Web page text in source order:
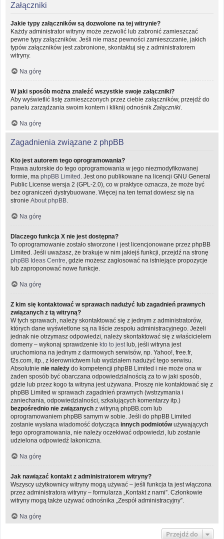
Załączniki
Jakie typy załączników są dozwolone na tej witrynie?
Każdy administrator witryny może zezwolić lub zabronić zamieszczać
pewne typy załączników. Jeśli nie masz pewności zamieszczanie, jakich
typów załączników jest zabronione, skontaktuj się z administratorem
witryny.
Na górę
W jaki sposób można znaleźć wszystkie swoje załączniki?
Aby wyświetlić listę zamieszczonych przez ciebie załączników, przejdź do
panelu zarządzania swoim kontem i kliknij odnośnik Załączniki
Na górę
Zagadnienia związane z phpBB
Kto jest autorem tego oprogramowania?
Prawa autorskie do tego oprogramowania w jego niezmodyfikowanej
formie, ma phpBB Limited . Jest ono publikowane na licencji GNU General
Public License wersja 2 (GPL-2.0), co w praktyce oznacza, że może być
bez ograniczeń dystrybuowane. Więcej na ten temat dowiesz się na
stronie About phpBB
Na górę
Dlaczego funkcja X nie jest dostępna?
To oprogramowanie zostało stworzone i jest licencjonowane przez phpBB
Limited. Jeśli uważasz, że brakuje w nim jakiejś funkcji, przejdź na stronę
phpBB Ideas Centre , gdzie możesz zagłosować na istniejące propozycje
lub zaproponować nowe funkcje.
Na górę
Z kim się kontaktować w sprawach nadużyć lub zagadnień prawnych
związanych z tą witryną?
W tych sprawach, należy skontaktować się z jednym z administratorów,
których dane wyświetlone są na liście zespołu administracyjnego. Jeżeli
jednak nie otrzymasz odpowiedzi, należy skontaktować się z właścicielem
domeny – wykonaj sprawdzenie kto to jest lub, jeśli witryna jest
uruchomiona na jednym z darmowych serwisów, np. Yahoo!, free.fr,
f2s.com, itp., z kierownictwem lub wydziałem nadużyć tego serwisu.
Absolutnie nie należy do kompetencji phpBB Limited i nie może ona w
żaden sposób być obarczana odpowiedzialnością za to w jaki sposób,
gdzie lub przez kogo ta witryna jest używana. Proszę nie kontaktować się z
phpBB Limited w sprawach zagadnień prawnych (wstrzymania i
zaniechania, odpowiedzialności, szkalujących komentarzy itp.)
bezpośrednio nie związanych z witryną phpBB.com lub
oprogramowaniem phpBB samym w sobie. Jeśli do phpBB Limited
zostanie wysłana wiadomość dotycząca innych podmiotówużywających
tego oprogramowania, nie należy oczekiwać odpowiedzi, lub zostanie
udzielona odpowiedź lakoniczna.
Na górę
Jak nawiązać kontakt z administratorem witryny?
Wszyscy użytkownicy witryny mogą używać – jeśli funkcja ta jest włączona
przez administratora witryny – formularza „Kontakt z nami”. Członkowie
witryny mogą także używać odnośnika „Zespół administracyjny”.
Na górę
Przejdź do